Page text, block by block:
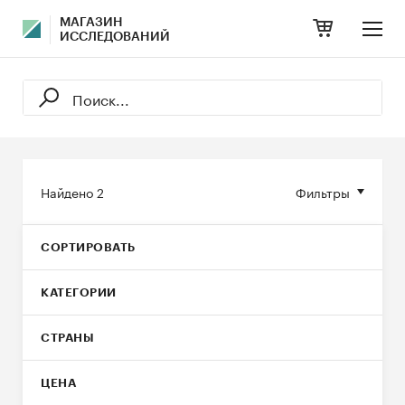
МАГАЗИН
ИССЛЕДОВАНИЙ
Фильтры
Найдено2
СОРТИРОВАТЬ
КАТЕГОРИИ
СТРАНЫ
ЦЕНА